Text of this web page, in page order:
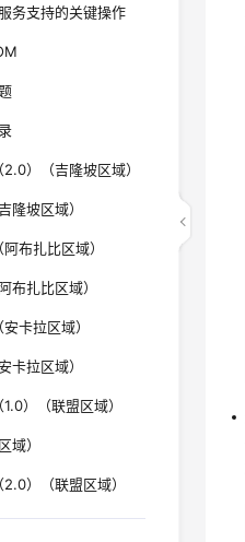
务支持的关键操作
）（吉隆坡区域）
隆坡区域）
布扎比区域）
布扎比区域）
卡拉区域）
卡拉区域）
）（联盟区域）
域）
）（联盟区域）